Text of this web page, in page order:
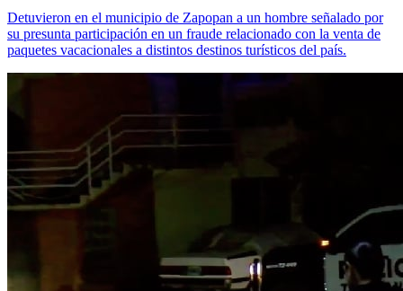
Detuvieron en el municipio de Zapopan a un hombre señalado por
su presunta participación en un fraude relacionado con la venta de
paquetes vacacionales a distintos destinos turísticos del país.